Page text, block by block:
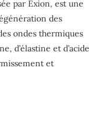
par Exion, est une
des
ondes thermiques
d’élastine et d’acide
et